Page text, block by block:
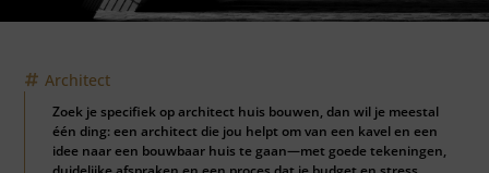
Architect
Zoek je specifiek op architect huis bouwen, dan wil je meestal
één ding: een architect die jou helpt om van een kavel en een
idee naar een bouwbaar huis te gaan—met goede tekeningen,